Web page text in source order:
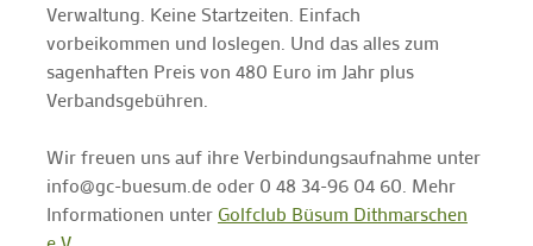
Verwaltung. Keine Startzeiten. Einfach
vorbeikommen und loslegen. Und das alles zum
sagenhaften Preis von 480 Euro im Jahr plus
Verbandsgebühren.
Wir freuen uns auf ihre Verbindungsaufnahme unter
info@gc-buesum.de oder 0 48 34-96 04 60. Mehr
Informationen unter Golfclub Büsum Dithmarschen